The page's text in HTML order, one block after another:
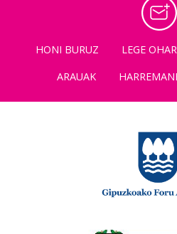
HONI BURUZ LEGE
ARAUAK